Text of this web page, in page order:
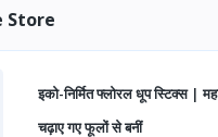
Store
इको-निर्मित फ्लोरल धूप स्टिक्स |
चढ़ाए गए फूलों से बनीं